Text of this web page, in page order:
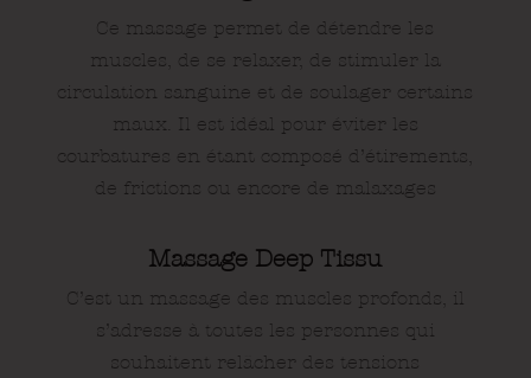
Ce massage permet de détendre les
muscles, de se relaxer, de stimuler la
circulation sanguine et de soulager certains
maux. Il est idéal pour éviter les
courbatures en étant composé d’étirements,
de frictions ou encore de malaxages
Massage Deep Tissu
C’est un massage des muscles profonds, il
s’adresse à toutes les personnes qui
souhaitent relâcher des tensions